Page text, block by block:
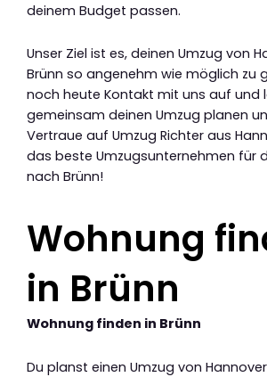
deinem Budget passen.
Unser Ziel ist es, deinen Umzug von
Brünn so angenehm wie möglich zu
noch heute Kontakt mit uns auf und
gemeinsam deinen Umzug planen
Vertraue auf Umzug Richter aus
das beste Umzugsunternehmen für
nach Brünn!
Wohnung
in Brünn
Wohnung finden in Brünn
Du planst einen Umzug von